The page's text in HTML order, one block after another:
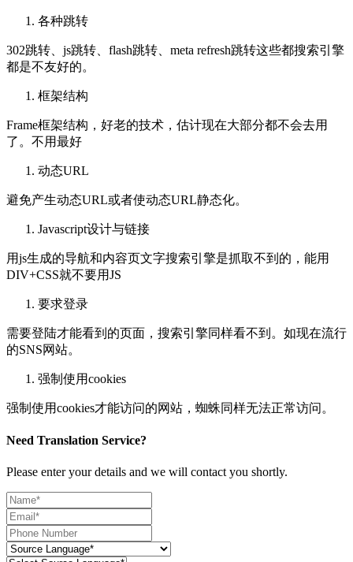
各种跳转
302跳转、js跳转、flash跳转、meta refresh跳转这些都搜索引擎
都是不友好的。
框架结构
Frame框架结构，好老的技术，估计现在大部分都不会去用
了。不用最好
动态URL
避免产生动态URL或者使动态URL静态化。
Javascript设计与链接
用js生成的导航和内容页文字搜索引擎是抓取不到的，能用
DIV+CSS就不要用JS
要求登录
需要登陆才能看到的页面，搜索引擎同样看不到。如现在流行
的SNS网站。
强制使用cookies
强制使用cookies才能访问的网站，蜘蛛同样无法正常访问。
Need Translation Service?
Please enter your details and we will contact you shortly.